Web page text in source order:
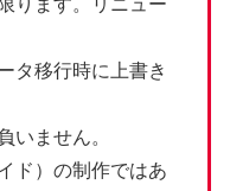
タ移行時に上書き
いません。
ド）の制作ではあ